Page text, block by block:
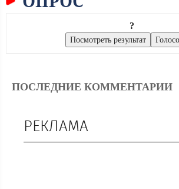
?
ПОСЛЕДНИЕ КОММЕНТАРИИ
РЕКЛАМА